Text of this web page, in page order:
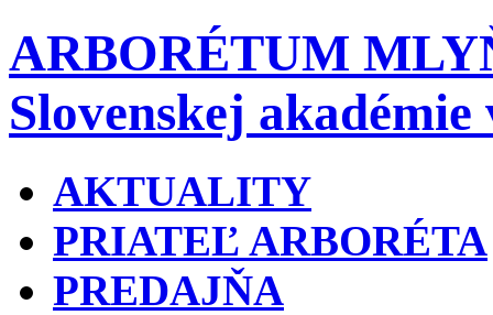
ARBORÉTUM
Slovenskej akadémie
AKTUALITY
PRIATEĽ ARBORÉTA
PREDAJŇA